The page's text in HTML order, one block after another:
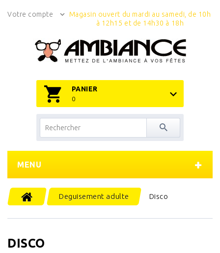
Votre compte
Magasin ouvert du mardi au samedi, de 10h
à 12h15 et de 14h30 à 18h
PANIER
0
MENU
Deguisement adulte Disco
DISCO